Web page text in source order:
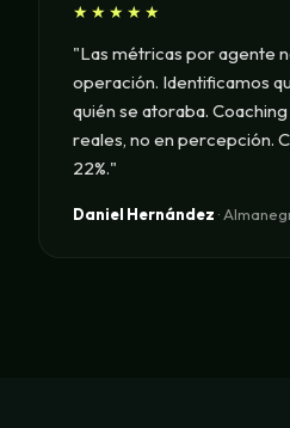
★★★★★
"Las métricas por agente
operación. Identificamos
quién se atoraba.
reales, no en percepción.
22%."
Daniel Hernández ·